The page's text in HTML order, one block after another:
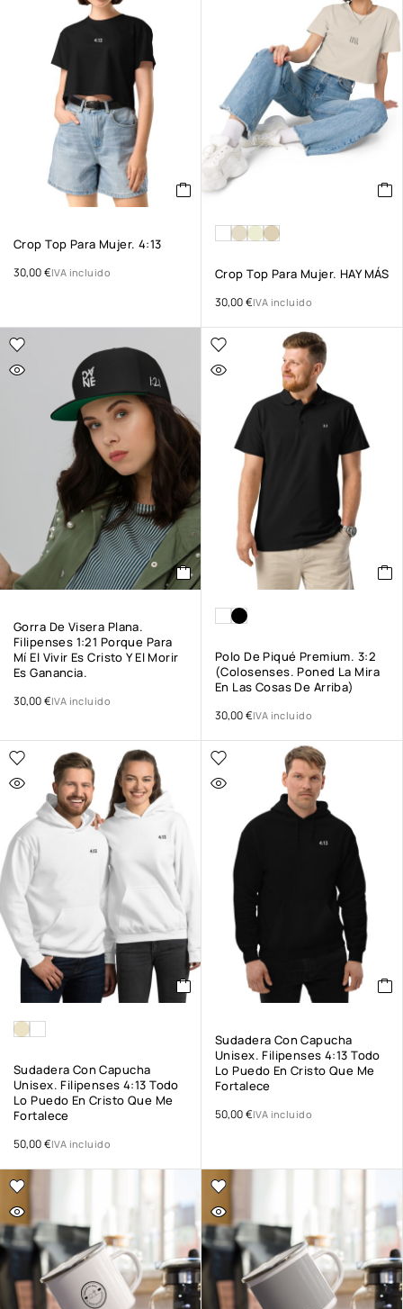
Crop Top Para Mujer. 4:13
30,00€IVA incluido Crop Top Para Mujer. HAY MÁS
30,00€IVA incluido
Gorra De Visera Plana.
Filipenses 1:21 Porque Para
Mí El Vivir Es Cristo Y El Morir
Es Ganancia.
30,00€IVA incluido
Polo De Piqué Premium. 3:2
(Colosenses. Poned La Mira
En Las Cosas De Arriba)
30,00€IVA incluido
Sudadera Con Capucha
Unisex. Filipenses 4:13 Todo
Lo Puedo En Cristo Que Me
Fortalece
50,00€IVA incluido
Sudadera Con Capucha
Unisex. Filipenses 4:13 Todo
Lo Puedo En Cristo Que Me
Fortalece
50,00€IVA incluido